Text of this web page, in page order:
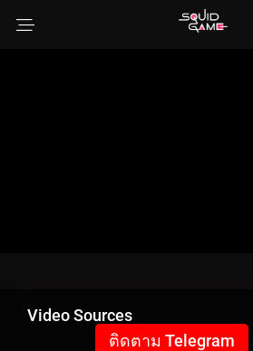
Video Sources
ติดตาม Telegram